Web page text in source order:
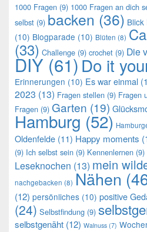
1000 Fragen (9) 1000 Fragen an dich
selbst (9) backen (36)
(10) Blogparade (10) Blüten (8)
(33) Challenge (9) crochet (9) Die
DIY (61)Do it
Erinnerungen (10) Es war einmal
2023 (13) Fragen stellen (9) Fragen
Fragen (9) Garten (19)
Hamburg (52)
Oldenfelde (11) Happy moments
(9) Ich selbst sein (9) Kennenlernen (9)
Leseknochen (13) mein
nachgebacken (8) Nähen
(12) persönliches (10) positive
(24) Selbstfindung (9)
selbstgenäht (12) Walnuss (7)